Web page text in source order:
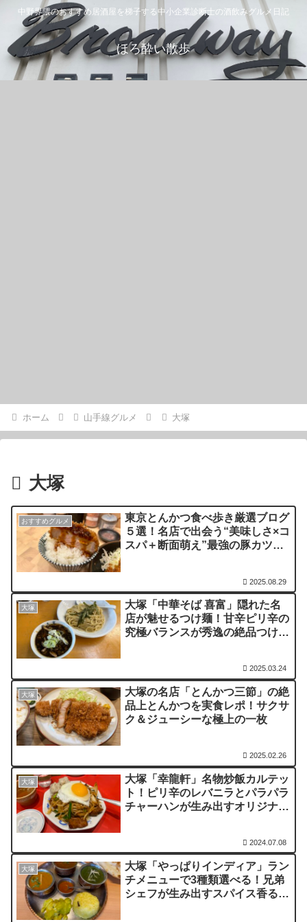
中野界隈のおすすめ居酒屋を梯子する中小企業診断士の酒飲みグルメ日記
ほろ酔い散歩
ホーム 山手線グルメ 大塚
大塚
おすすめグルメ
東京とんかつ食べ歩き厳選ブログ
５選！名店で出会う“美味しさ×コ
スパ＋断面萌え”最強の豚カツ体
2025.08.29
大塚
大塚「中華そば 喜富」隠れた名
店が魅せるつけ麺！甘辛ピリ辛の
究極バランスが秀逸の絶品つけそ
2025.03.24
大塚
大塚の名店「とんかつ三節」の絶
品上とんかつを実食レポ！サクサ
ク＆ジューシーな極上の一枚
2025.02.26
大塚
大塚「幸龍軒」名物炒飯カルテッ
ト！ピリ辛のレバニラとパラパラ
チャーハンが生み出すオリジナル
2024.07.08
大塚
大塚「やっぱりインディア」ラン
チメニューで3種類選べる！兄弟
シェフが生み出すスパイス香る本